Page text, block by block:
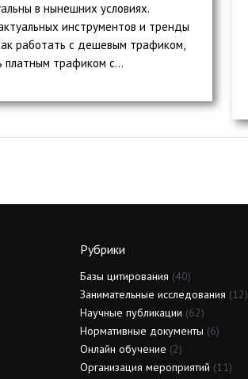
в нынешних условиях.
инструментов и тренды
работать с дешевым трафиком,
платным трафиком с...
Рубрики
Базы цитирования (40)
Занимательные исследования (12)
Научные публикации (62)
Нормативные документы (6)
Онлайн обучение (2)
Организация мероприятий (11)